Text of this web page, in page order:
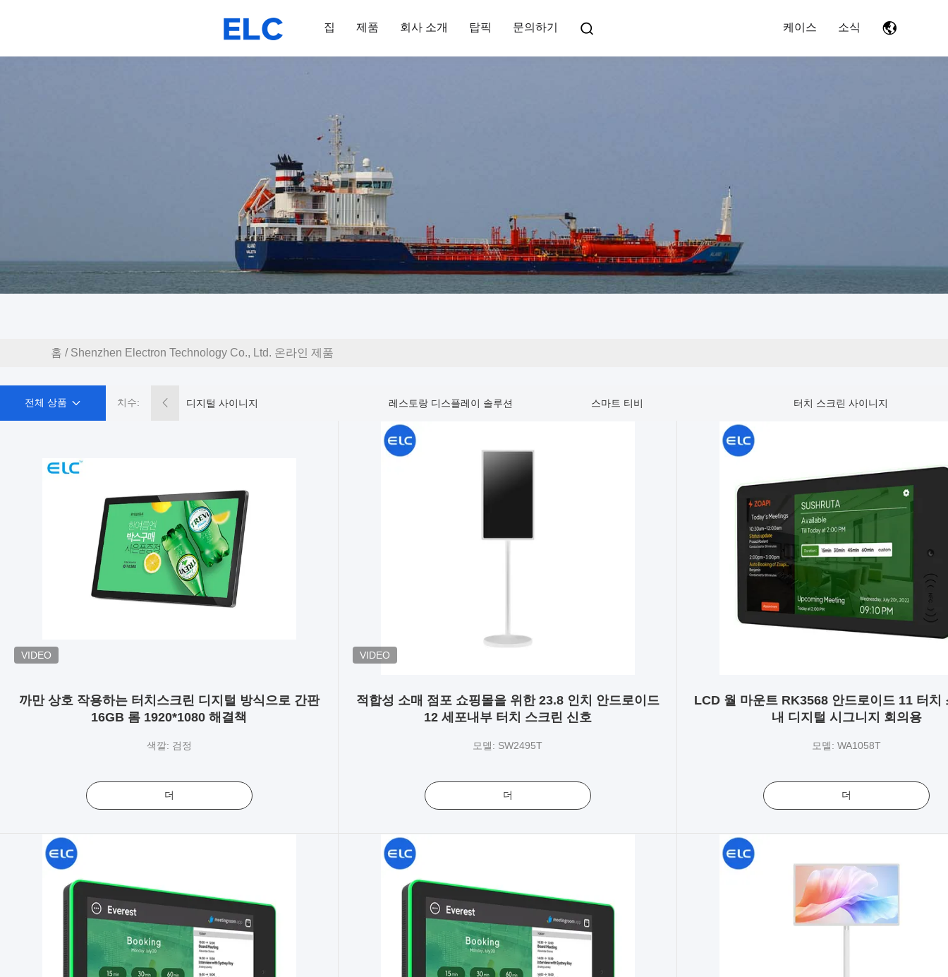
집 제품 회사 소개 탑픽 문의하기 케이스 소식
홈 / Shenzhen Electron Technology Co., Ltd. 온라인 제품
전체 상품 치수: 디지털 사이니지 레스토랑 디스플레이 솔루션 스마트 티비 터치 스크린 사이니지
VIDEO
까만 상호 작용하는 터치스크린 디지털 방식으로 간판
16GB 롬 1920*1080 해결책
색깔: 검정
더
VIDEO
적합성 소매 점포 쇼핑몰을 위한 23.8 인치 안드로이드
12 세포내부 터치 스크린 신호
모델: SW2495T
더
LCD 월 마운트 RK3568 안드로이드 11 터치
내 디지털 시그니지 회의용
모델: WA1058T
더